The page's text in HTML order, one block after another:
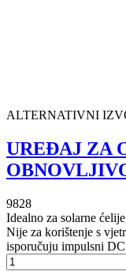
ALTERNATIVNI
UREĐAJ ZA
9828
Idealno za solarne
Nije za korištenje s
isporučuju impulsni